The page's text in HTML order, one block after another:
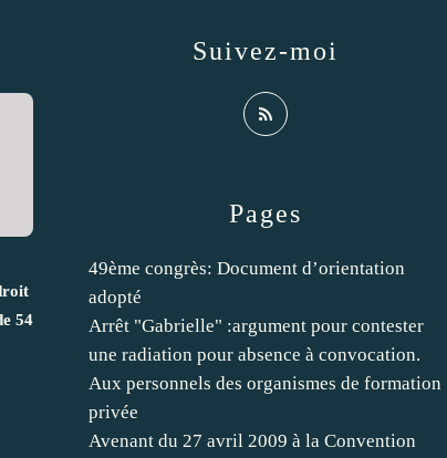
54
Pages
49ème congrès: Document d’orientation
adopté
Arrêt "Gabrielle" :argument pour contester
une radiation pour absence à convocation.
Aux personnels des organismes de formation
privée
Avenant du 27 avril 2009 à la Convention
Suivez-moi